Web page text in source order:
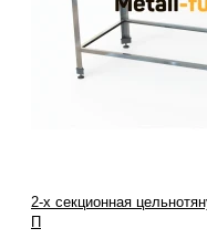
2-х секционная
П